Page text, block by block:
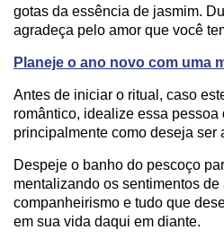
gotas da essência de jasmim.
agradeça pelo amor que você
Planeje o ano novo com uma
Antes de iniciar o ritual, caso
romântico, idealize essa pessoa
principalmente como deseja ser
Despeje o banho do pescoço
mentalizando os sentimentos de
companheirismo e tudo que
em sua vida daqui em diante.